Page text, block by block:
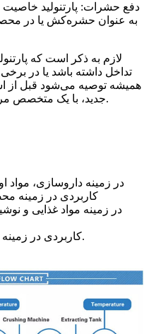
به عنوان حشره‌کش یا در
لازم به ذکر است که
تداخل داشته باشد یا در
همیشه توصیه می‌شود قبل از
جدید، با یک متخصص مراقبت‌های بهداشتی مشورت کنید.
(1) در زمینه داروسازی، مواد
(2) کاربردی در زمینه
(4) کاربردی در زمینه محصولات آرایشی و بهداشتی.